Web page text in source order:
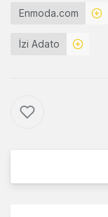
Enmoda.com
İzi Adato